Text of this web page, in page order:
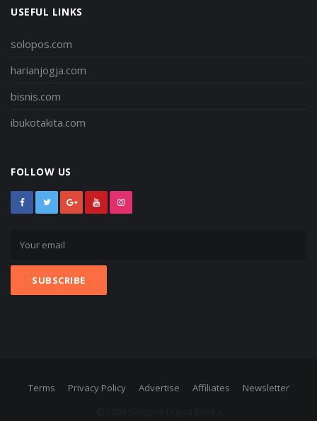
USEFUL LINKS
solopos.com
harianjogja.com
bisnis.com
ibukotakita.com
FOLLOW US
Terms Privacy Policy Advertise Affiliates
Newsletter